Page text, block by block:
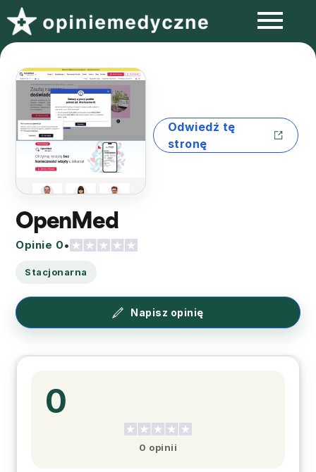
Odwiedź tę
stronę
OpenMed
Opinie 0•
Stacjonarna
Napisz opinię
0
0 opinii